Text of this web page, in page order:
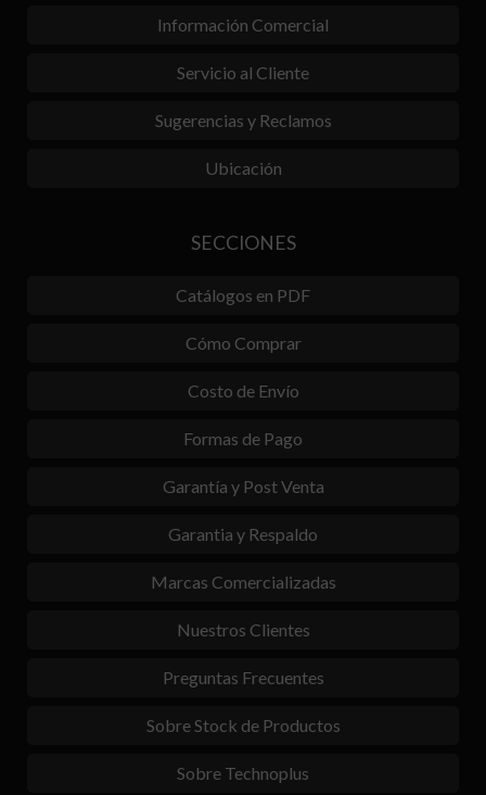
Información Comercial
Servicio al Cliente
Sugerencias y Reclamos
Ubicación
SECCIONES
Catálogos en PDF
Cómo Comprar
Costo de Envío
Formas de Pago
Garantía y Post Venta
Garantia y Respaldo
Marcas Comercializadas
Nuestros Clientes
Preguntas Frecuentes
Sobre Stock de Productos
Sobre Technoplus